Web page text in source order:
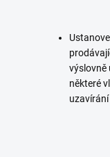
výslovně
některé